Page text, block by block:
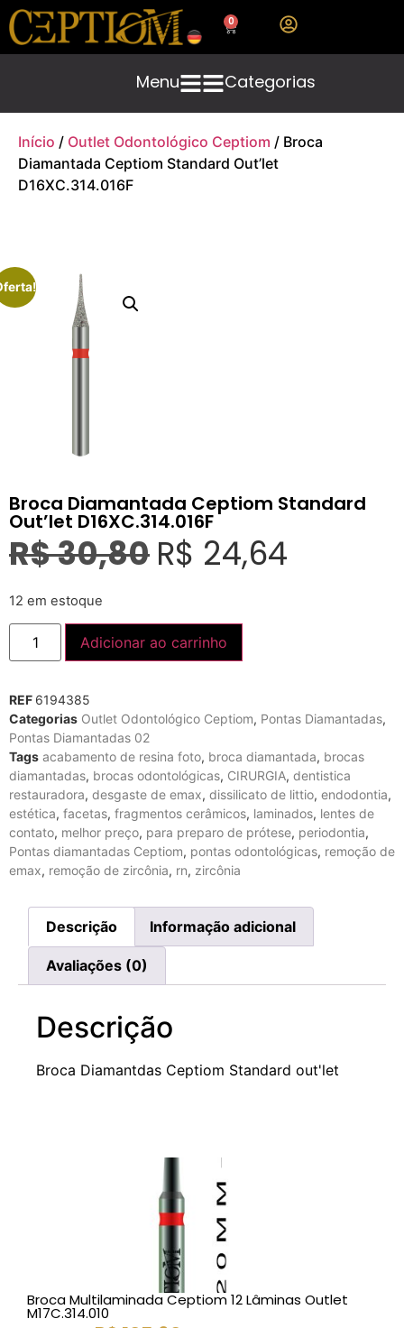
0
Menu Categorias
Início / Outlet Odontológico Ceptiom / Broca
Diamantada Ceptiom Standard Out’let
D16XC.314.016F
Broca Diamantada Ceptiom Standard
Out’let D16XC.314.016F
R$30,80 R$ 24,64
12 em estoque
Adicionar ao carrinho
REF 6194385
Categorias Outlet Odontológico Ceptiom, Pontas Diamantadas,
Pontas Diamantadas 02
Tags acabamento de resina foto, broca diamantada, brocas
diamantadas, brocas odontológicas, CIRURGIA, dentistica
restauradora, desgaste de emax, dissilicato de littio, endodontia,
estética, facetas, fragmentos cerâmicos, laminados, lentes de
contato, melhor preço, para preparo de prótese, periodontia,
Pontas diamantadas Ceptiom, pontas odontológicas, remoção de
emax, remoção de zircônia, rn, zircônia
Descrição Informação adicional
Avaliações (0)
Descrição
Broca Diamantdas Ceptiom Standard out'let
Broca Multilaminada Ceptiom 12 Lâminas Outlet
M17C.314.010